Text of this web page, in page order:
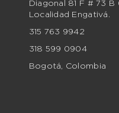
Diagonal 81 F # 73
Localidad Engativá.
315 763 9942
318 599 0904
Bogotá, Colombia